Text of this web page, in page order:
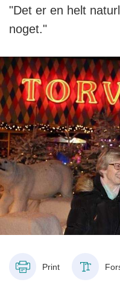
"Det er en helt
noget."
Print